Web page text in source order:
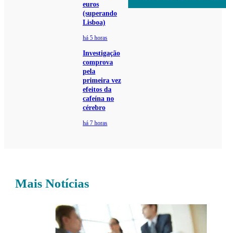
euros
(superando
Lisboa)
há 5 horas
Investigação
comprova
pela
primeira vez
efeitos da
cafeína no
cérebro
há 7 horas
Mais Notícias